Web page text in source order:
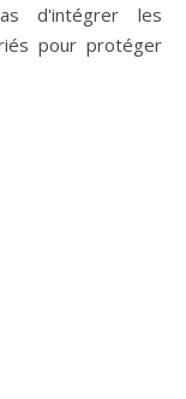
d'intégrer les
pour protéger